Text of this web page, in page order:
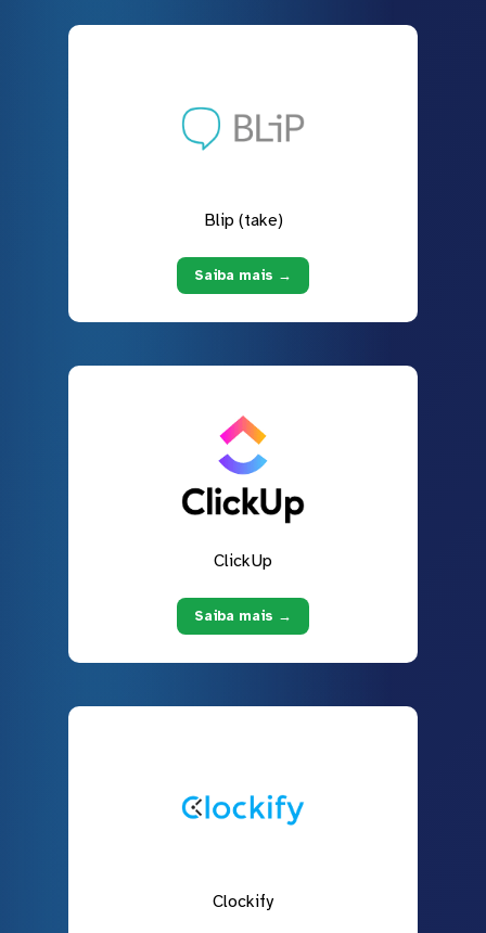
Blip (take)
Saiba mais →
ClickUp
Saiba mais →
Clockify